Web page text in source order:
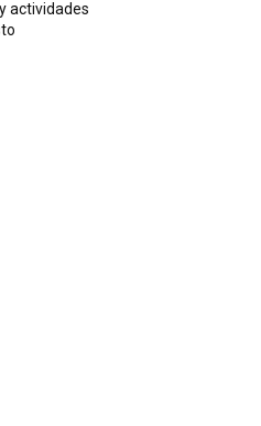
actividades